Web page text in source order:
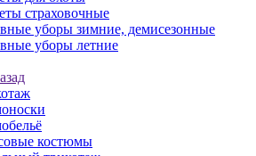
страховочные
уборы зимние, демисезонные
уборы летние
костюмы